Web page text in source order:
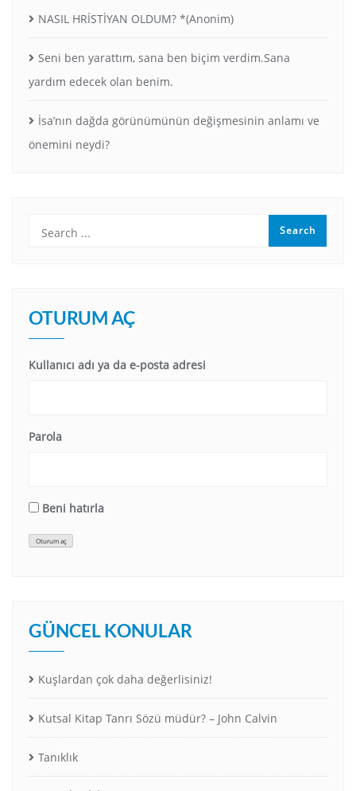
NASIL HRİSTİYAN OLDUM? *(Anonim)
Seni ben yarattım, sana ben biçim verdim.Sana
yardım edecek olan benim.
İsa’nın dağda görünümünün değişmesinin anlamı ve
önemini neydi?
OTURUM AÇ
Kullanıcı adı ya da e-posta adresi
Parola
Beni hatırla
Oturum aç
GÜNCEL KONULAR
Kuşlardan çok daha değerlisiniz!
Kutsal Kitap Tanrı Sözü müdür? – John Calvin
Tanıklık